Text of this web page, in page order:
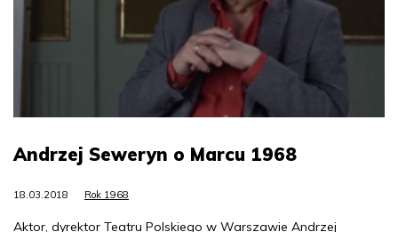
Andrzej Seweryn o Marcu 1968
18.03.2018 Rok 1968
Aktor, dyrektor Teatru Polskiego w Warszawie Andrzej